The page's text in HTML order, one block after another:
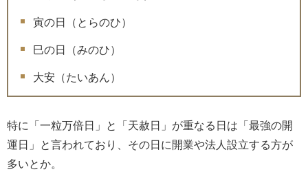
寅の日（とらのひ）
巳の日（みのひ）
大安（たいあん）
特に「一粒万倍日」と「天赦日」が重なる日は「最強の開
運日」と言われており、その日に開業や法人設立する方が
多いとか。